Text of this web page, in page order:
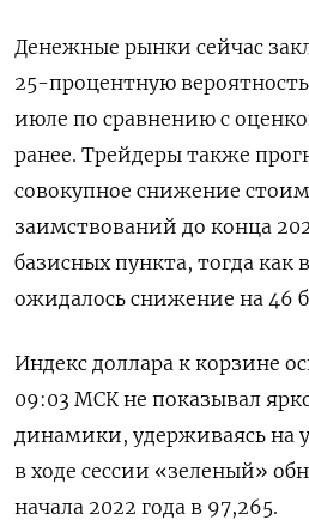
Денежные рынки сейчас
25-процентную
июле по сравнению с
ранее. Трейдеры также
совокупное снижение
заимствований до конца
базисных пункта, тогда
ожидалось снижение на 46
Индекс доллара к корзине
09:03 МСК не показывал
динамики, удерживаясь на
в ходе сессии «зеленый»
начала 2022 года в 97,265.